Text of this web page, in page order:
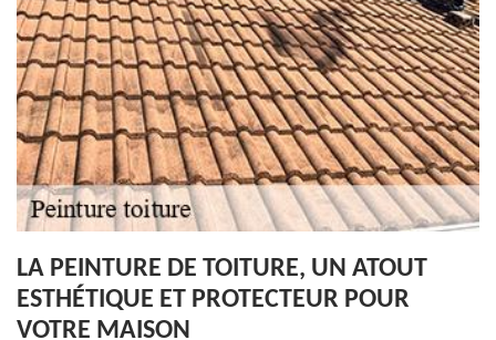
LA PEINTURE DE TOITURE, UN ATOUT
ESTHÉTIQUE ET PROTECTEUR POUR
VOTRE MAISON